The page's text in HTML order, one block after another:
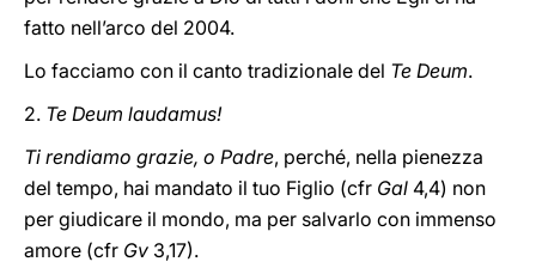
fatto nell’arco del 2004.
Lo facciamo con il canto tradizionale del Te Deum.
2. Te Deum laudamus!
Ti rendiamo grazie, o Padre, perché, nella pienezza
del tempo, hai mandato il tuo Figlio (cfr Gal 4,4) non
per giudicare il mondo, ma per salvarlo con immenso
amore (cfr Gv 3,17).